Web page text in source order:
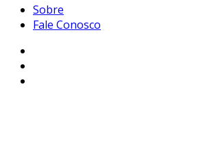
Sobre
Fale Conosco